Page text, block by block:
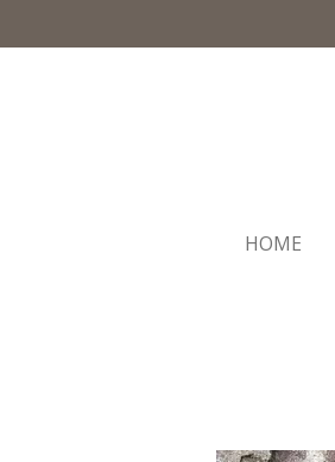
direct
HOME